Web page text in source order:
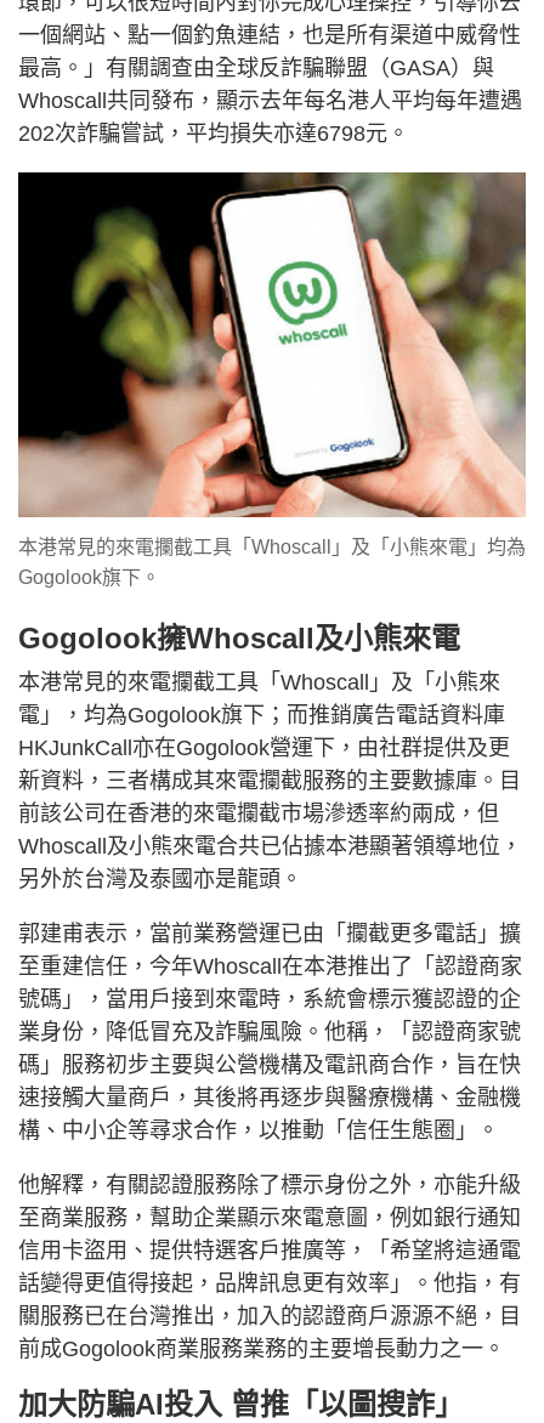
一個網站、點一個釣魚連結，也是所有渠道中威脅性
最高。」有關調查由全球反詐騙聯盟（GASA）與
Whoscall共同發布，顯示去年每名港人平均每年遭遇
202次詐騙嘗試，平均損失亦達6798元。
本港常見的來電攔截工具「Whoscall」及「小熊來電」均為
Gogolook旗下。
Gogolook擁Whoscall及小熊來電
本港常見的來電攔截工具「Whoscall」及「小熊來
電」，均為Gogolook旗下；而推銷廣告電話資料庫
HKJunkCall亦在Gogolook營運下，由社群提供及更
新資料，三者構成其來電攔截服務的主要數據庫。目
前該公司在香港的來電攔截市場滲透率約兩成，但
Whoscall及小熊來電合共已佔據本港顯著領導地位，
另外於台灣及泰國亦是龍頭。
郭建甫表示，當前業務營運已由「攔截更多電話」擴
至重建信任，今年Whoscall在本港推出了「認證商家
號碼」，當用戶接到來電時，系統會標示獲認證的企
業身份，降低冒充及詐騙風險。他稱，「認證商家號
碼」服務初步主要與公營機構及電訊商合作，旨在快
速接觸大量商戶，其後將再逐步與醫療機構、金融機
構、中小企等尋求合作，以推動「信任生態圈」。
他解釋，有關認證服務除了標示身份之外，亦能升級
至商業服務，幫助企業顯示來電意圖，例如銀行通知
信用卡盜用、提供特選客戶推廣等，「希望將這通電
話變得更值得接起，品牌訊息更有效率」。他指，有
關服務已在台灣推出，加入的認證商戶源源不絕，目
前成Gogolook商業服務業務的主要增長動力之一。
加大防騙AI投入 曾推「以圖搜詐」